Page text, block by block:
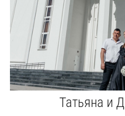
Татьяна и